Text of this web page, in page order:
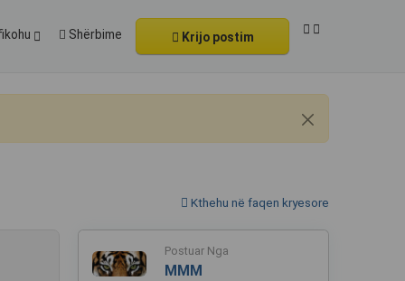
Shërbime Krijo postim
Kthehu në faqen kryesore
Postuar Nga
MMM